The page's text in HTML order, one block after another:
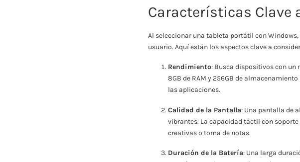
Características Clave
Al seleccionar una tableta portátil con
usuario. Aquí están los aspectos clave a
Rendimiento: Busca dispositivos con un
8GB de RAM y 256GB de
las aplicaciones.
Calidad de la Pantalla: Una pantalla de
vibrantes. La capacidad táctil con
creativas o toma de notas.
Duración de la Batería: Una larga